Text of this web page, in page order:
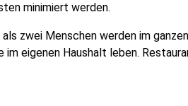
minimiert werden.
zwei Menschen werden im
im eigenen Haushalt leben.